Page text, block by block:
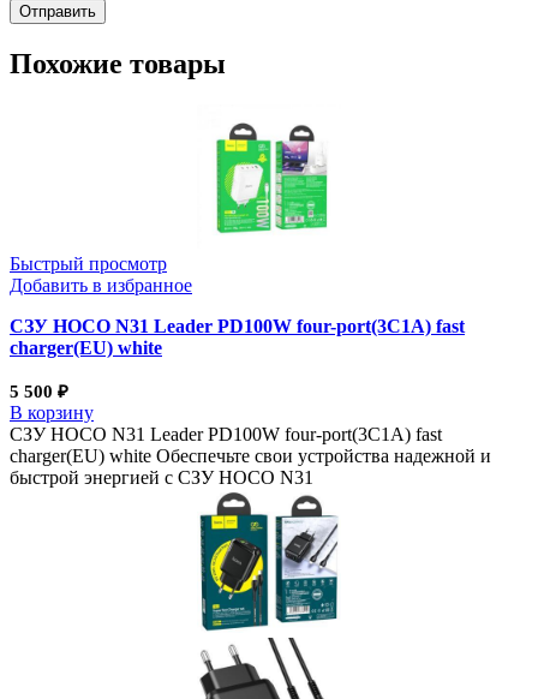
Похожие товары
Быстрый просмотр
Добавить в избранное
СЗУ HOCO N31 Leader PD100W four-port(3C1A) fast
charger(EU) white
5 500 ₽
В корзину
СЗУ HOCO N31 Leader PD100W four-port(3C1A) fast
charger(EU) white Обеспечьте свои устройства надежной и
быстрой энергией с СЗУ HOCO N31